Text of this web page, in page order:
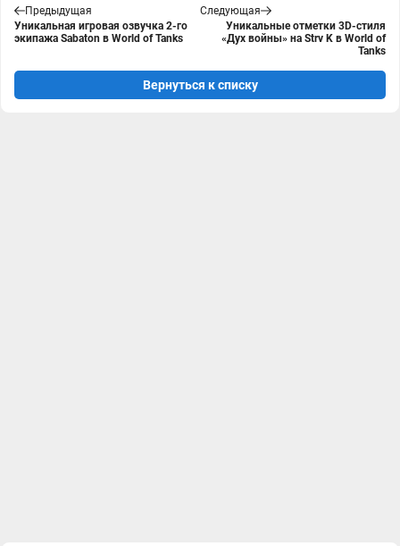
Предыдущая
Уникальная игровая озвучка 2-го
экипажа Sabaton в World of Tanks
Следующая
Уникальные отметки 3D-стиля
«Дух войны» на Strv K в World of
Tanks
Вернуться к списку